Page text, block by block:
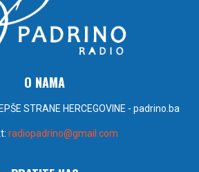
O NAMA
STRANE HERCEGOVINE - padrino.ba
radiopadrino@gmail.com